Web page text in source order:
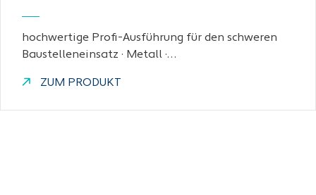
hochwertige Profi-Ausführung für den schweren
Baustelleneinsatz · Metall ·…
ZUM PRODUKT